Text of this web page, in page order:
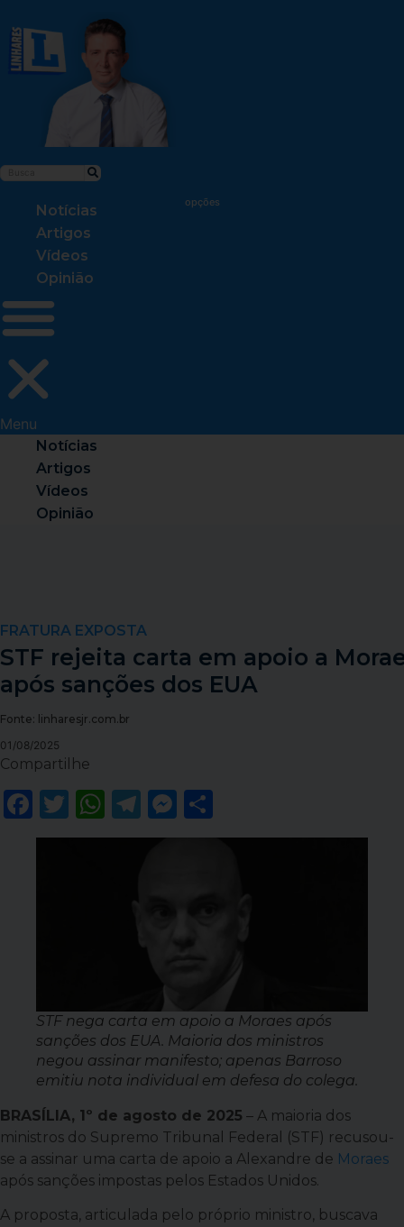
Notícias
Artigos
Vídeos
Opinião
Menu
Notícias
Artigos
Vídeos
Opinião
FRATURA EXPOSTA
STF rejeita carta em apoio a
após sanções dos EUA
Fonte: linharesjr.com.br
01/08/2025
Compartilhe
Facebook
Twitter
WhatsApp
Telegram
Messenger
STF nega carta em apoio a Moraes após
sanções dos EUA. Maioria dos ministros
negou assinar manifesto; apenas Barroso
emitiu nota individual em defesa do colega.
BRASÍLIA, 1º de agosto de 2025 – A maioria dos
ministros do Supremo Tribunal Federal (STF) recusou-
se a assinar uma carta de apoio a Alexandre de Moraes
após sanções impostas pelos Estados Unidos.
A proposta, articulada pelo próprio ministro, buscava